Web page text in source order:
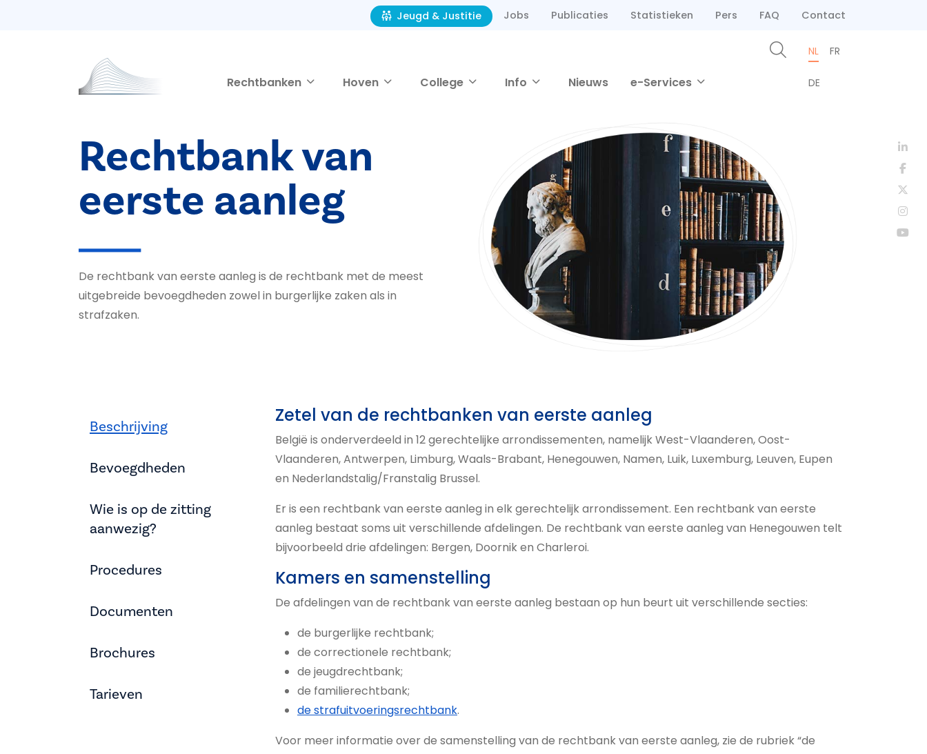
Jeugd & Justitie Jobs Publicaties Statistieken Pers FAQ Contact
Rechtbanken Hoven College Info Nieuws e-Services
NL FR
DE
Rechtbank van
eerste aanleg
De rechtbank van eerste aanleg is de rechtbank met de meest
uitgebreide bevoegdheden zowel in burgerlijke zaken als in
strafzaken.
Beschrijving
Bevoegdheden
Wie is op de zitting
aanwezig?
Procedures
Documenten
Brochures
Tarieven
Zetel van de rechtbanken van eerste aanleg
België is onderverdeeld in 12 gerechtelijke arrondissementen, namelijk West-Vlaanderen, Oost-
Vlaanderen, Antwerpen, Limburg, Waals-Brabant, Henegouwen, Namen, Luik, Luxemburg, Leuven, Eupen
en Nederlandstalig/Franstalig Brussel.
Er is een rechtbank van eerste aanleg in elk gerechtelijk arrondissement. Een rechtbank van eerste
aanleg bestaat soms uit verschillende afdelingen. De rechtbank van eerste aanleg van Henegouwen telt
bijvoorbeeld drie afdelingen: Bergen, Doornik en Charleroi.
Kamers en samenstelling
De afdelingen van de rechtbank van eerste aanleg bestaan op hun beurt uit verschillende secties:
de burgerlijke rechtbank;
de correctionele rechtbank;
de jeugdrechtbank;
de familierechtbank;
de strafuitvoeringsrechtbank.
Voor meer informatie over de samenstelling van de rechtbank van eerste aanleg, zie de rubriek “de